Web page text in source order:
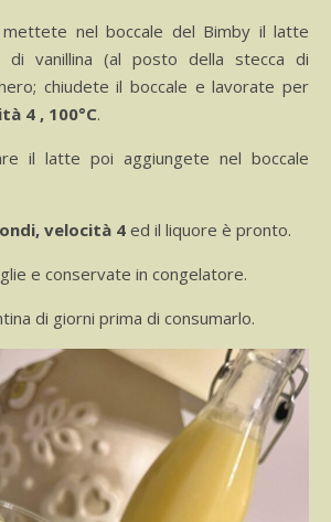
nel boccale del Bimby il latte
di vanillina (al posto della stecca di
chiudete il boccale e lavorate per
4 , 100°C.
il latte poi aggiungete nel boccale
velocità 4 ed il liquore è pronto.
e conservate in congelatore.
di giorni prima di consumarlo.